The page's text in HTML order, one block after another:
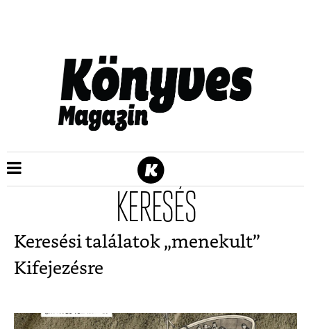
KERESÉS
Keresési találatok „menekult”
Kifejezésre